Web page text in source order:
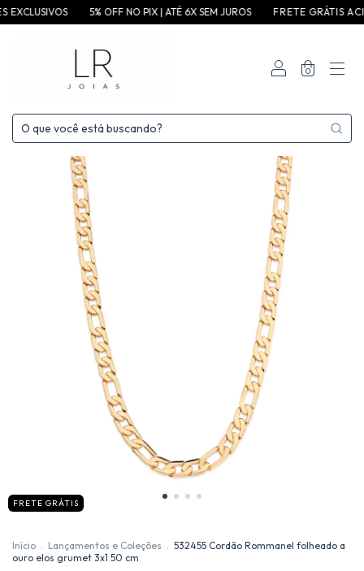
5% OFF NO PIX | ATÉ 6X SEM JUROS F R E T E G R ÁT I S A C I M A D
0
FRETE GRÁTIS
Início . Lançamentos e Coleções . 532455 Cordão Rommanel folheado a
ouro elos grumet 3x1 50 cm